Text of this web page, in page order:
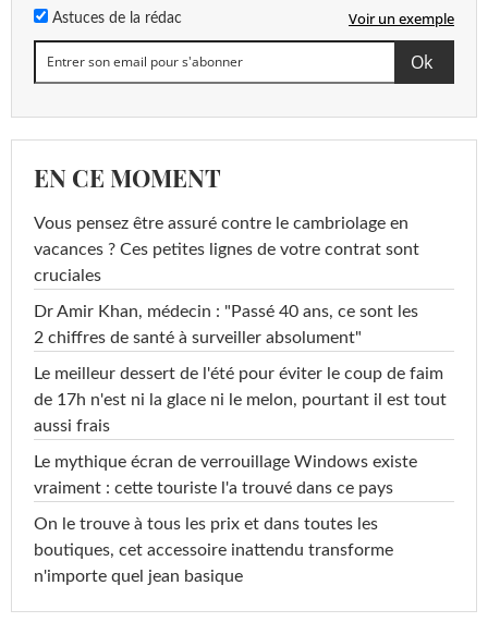
Astuces de la rédac Voir un exemple
EN CE MOMENT
Vous pensez être assuré contre le cambriolage en
vacances ? Ces petites lignes de votre contrat sont
cruciales
Dr Amir Khan, médecin : "Passé 40 ans, ce sont les
2 chiffres de santé à surveiller absolument"
Le meilleur dessert de l'été pour éviter le coup de faim
de 17h n'est ni la glace ni le melon, pourtant il est tout
aussi frais
Le mythique écran de verrouillage Windows existe
vraiment : cette touriste l'a trouvé dans ce pays
On le trouve à tous les prix et dans toutes les
boutiques, cet accessoire inattendu transforme
n'importe quel jean basique